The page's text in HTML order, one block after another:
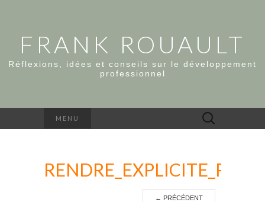
FRANK ROUAULT
Réflexions, idées et conseils sur le développement
professionnel
MENU Rechercher :
← PRÉCÉDENT